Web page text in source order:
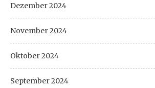
Dezember 2024
November 2024
Oktober 2024
September 2024